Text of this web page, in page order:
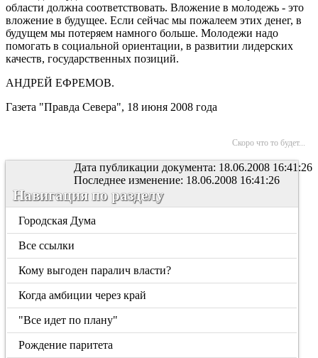
области должна соответствовать. Вложение в молодежь - это
вложение в будущее. Если сейчас мы пожалеем этих денег, в
будущем мы потеряем намного больше. Молодежи надо
помогать в социальной ориентации, в развитии лидерских
качеств, государственных позиций.
АНДРЕЙ ЕФРЕМОВ.
Газета "Правда Севера", 18 июня 2008 года
Скоро что то будет...
Дата публикации документа: 18.06.2008 16:41:26
Последнее изменение: 18.06.2008 16:41:26
Навигация по разделу
Городская Дума
Все ссылки
Кому выгоден паралич власти?
Когда амбиции через край
"Все идет по плану"
Рождение паритета